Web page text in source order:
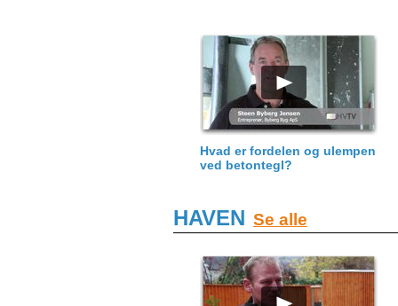
Hvad er fordelen og ulempen
ved betontegl?
HAVEN Se alle